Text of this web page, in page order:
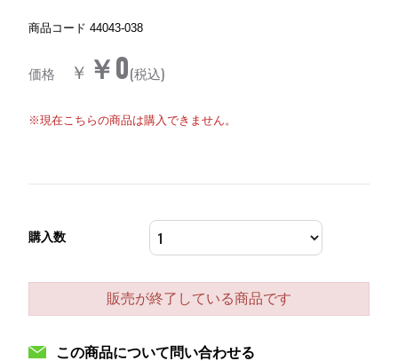
商品コード 44043-038
価格 ￥ ￥0(税込)
※現在こちらの商品は購入できません。
購入数
販売が終了している商品です
この商品について問い合わせる